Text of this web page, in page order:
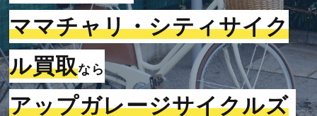
ママチャリ・シティサイク
ル買取なら
アップガレージサイクルズ